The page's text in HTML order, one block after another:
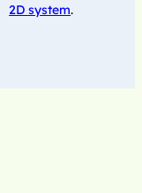
2D system.